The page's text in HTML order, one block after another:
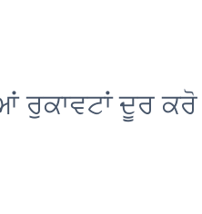
ਰੁਕਾਵਟਾਂ ਦੂਰ ਕਰੋ